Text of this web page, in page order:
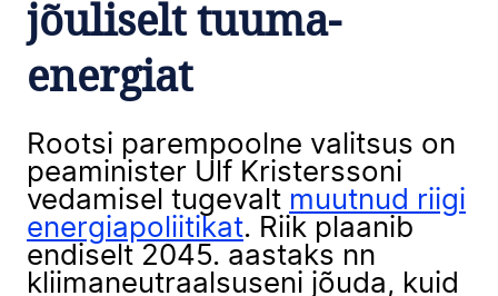
jõuliselt tuuma-
energiat
Rootsi parempoolne valitsus on
peaminister Ulf Kristerssoni
vedamisel tugevalt muutnud riigi
energiapoliitikat. Riik plaanib
endiselt 2045. aastaks nn
kliimaneutraalsuseni jõuda, kuid